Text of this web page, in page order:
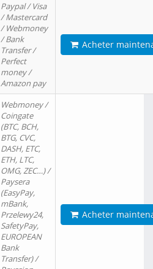
Paypal / Visa
/ Mastercard
/ Webmoney
/ Bank
Transfer /
Perfect
money /
Amazon pay
Acheter
Webmoney /
Coingate
(BTC, BCH,
BTG, CVC,
DASH, ETC,
ETH, LTC,
OMG, ZEC…) /
Paysera
(EasyPay,
mBank,
Przelewy24,
SafetyPay,
EUROPEAN
Bank
Transfer) /
Acheter